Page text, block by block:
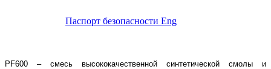
Паспорт безопасности Eng
PF600 – смесь высококачественной синтетической смолы и